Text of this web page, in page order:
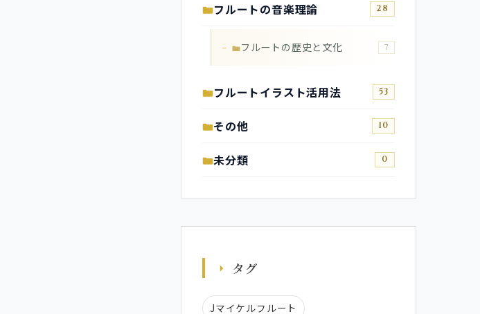
フルートの音楽理論 28
フルートの歴史と文化 7
フルートイラスト活用法 53
その他 10
未分類 0
タグ
Jマイケルフルート